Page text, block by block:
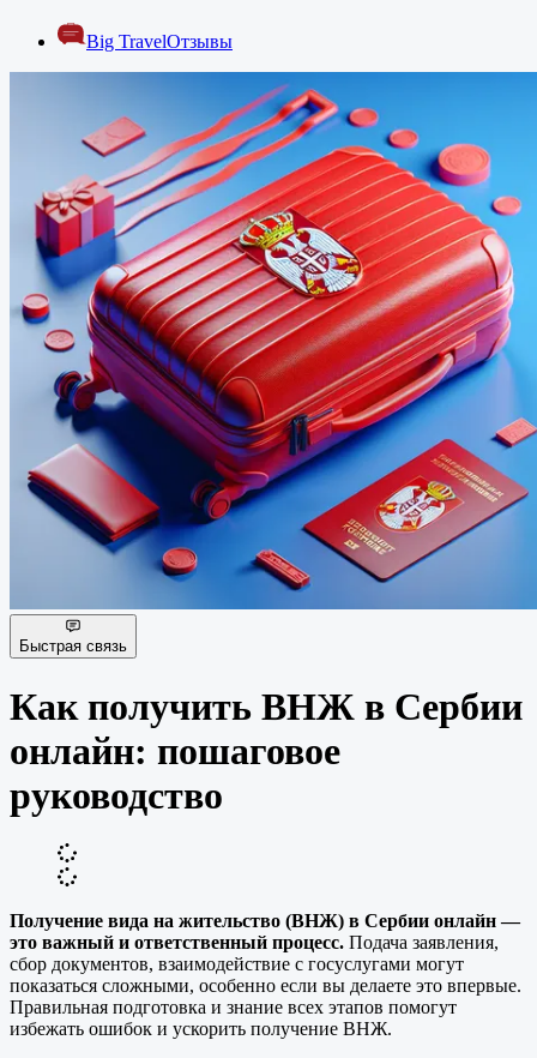
Big TravelОтзывы
Быстрая связь
Как получить ВНЖ в Сербии
онлайн: пошаговое
руководство
Получение вида на жительство (ВНЖ) в Сербии онлайн —
это важный и ответственный процесс. Подача заявления,
сбор документов, взаимодействие с госуслугами могут
показаться сложными, особенно если вы делаете это впервые.
Правильная подготовка и знание всех этапов помогут
избежать ошибок и ускорить получение ВНЖ.